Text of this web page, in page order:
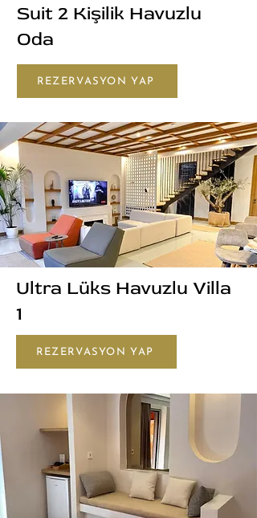
Suit 2 Kişilik Havuzlu
Oda
REZERVASYON YAP
Ultra Lüks Havuzlu Villa
1
REZERVASYON YAP